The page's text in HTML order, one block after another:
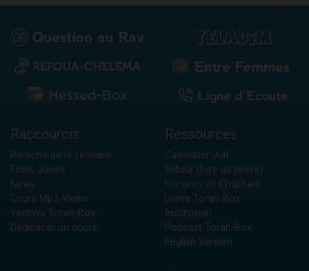
Raccourcis
Paracha de la semaine
Fêtes Juives
News
Cours Mp3-Vidéo
Yéchiva Torah-Box
Dédicacer un cours
Ressources
Calendrier Juif
Sidour (livre de prière)
Horaires de Chabbath
Livres Torah-Box
Inscription
Podcast Torah-Box
English Version